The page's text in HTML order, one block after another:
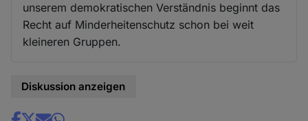
unserem demokratischen Verständnis beginnt das
Recht auf Minderheitenschutz schon bei weit
kleineren Gruppen.
Diskussion anzeigen